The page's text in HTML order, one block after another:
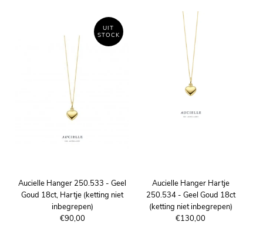
UIT
STOCK
Aucielle Hanger 250.533 - Geel
Goud 18ct, Hartje (ketting niet
inbegrepen)
€90,00
Aucielle Hanger Hartje
250.534 - Geel Goud 18ct
(ketting niet inbegrepen)
€130,00